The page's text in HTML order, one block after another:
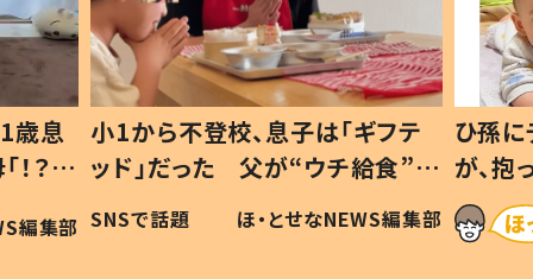
、息子は「ギフテ
父が“ウチ給食”を
由とは #令和の親
ほ・とせなNEWS編集部
ひ孫にデレデレな80歳じ
が、抱っこすると…ひ孫の
「涙が出ました」「可愛く
い」
ほ・とせな